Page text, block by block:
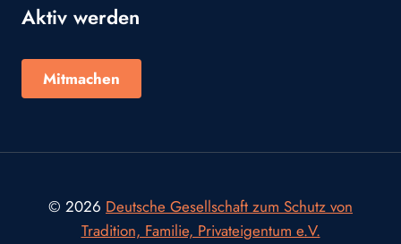
Aktiv werden
Mitmachen
© 2026 Deutsche Gesellschaft zum Schutz von
Tradition, Familie, Privateigentum e.V.